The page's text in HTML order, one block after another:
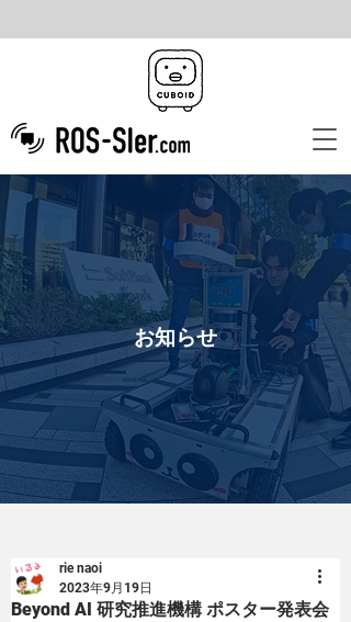
​お知らせ
Beyond AI 研究推進機構 ポスター発表会
rie naoi
2023年9月19日